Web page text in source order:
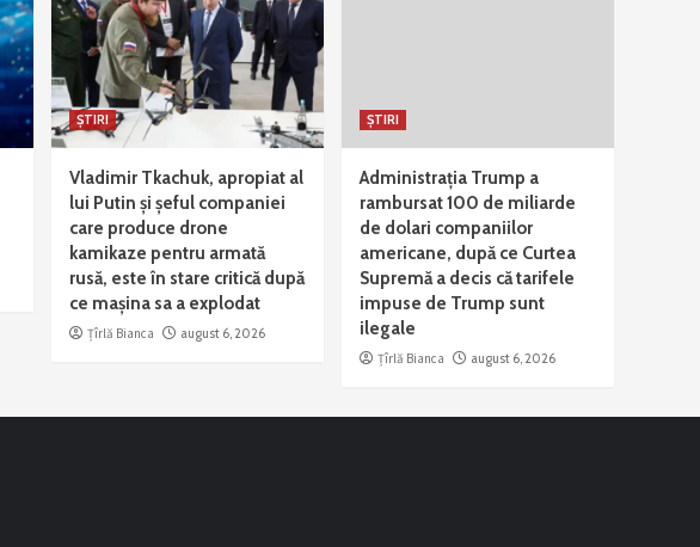
ȘTIRI
Vladimir Tkachuk, apropiat al
lui Putin și șeful companiei
care produce drone
kamikaze pentru armată
rusă, este în stare critică după
ce mașina sa a explodat
Țîrlă Bianca august 6, 2026
ȘTIRI
Administrația Trump a
rambursat 100 de miliarde
de dolari companiilor
americane, după ce Curtea
Supremă a decis că tarifele
impuse de Trump sunt
ilegale
Țîrlă Bianca august 6, 2026